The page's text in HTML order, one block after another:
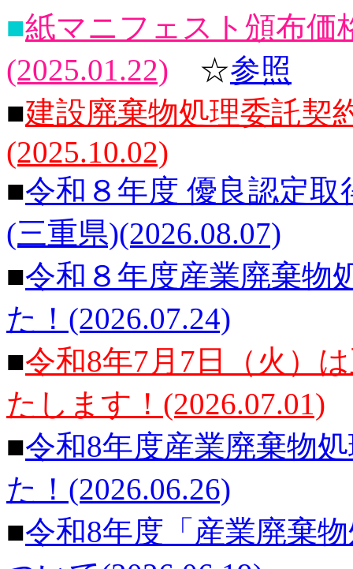
■紙マニフェスト頒布価
(2025.01.22) ☆参照
■建設廃棄物処理委託契
(2025.10.02)
■令和８年度 優良認定
(三重県)(2026.08.07)
■令和８年度産業廃棄物
た！(2026.07.24)
■令和8年7月7日（火）
たします！(2026.07.01)
■令和8年度産業廃棄物
た！(2026.06.26)
■令和8年度「産業廃棄